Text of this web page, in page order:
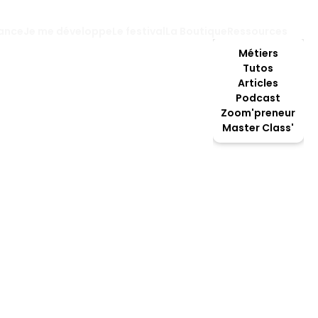
Métiers
Tutos
Articles
Podcast
Zoom'preneur
Master Class'